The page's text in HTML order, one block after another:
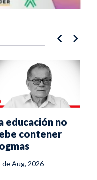
educación no
contener
de Aug, 2026